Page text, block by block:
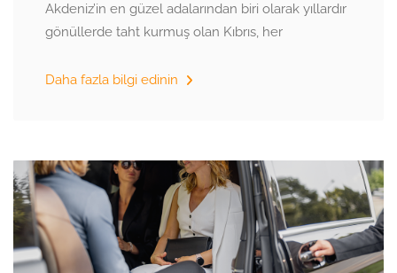
Akdeniz’in en güzel adalarından biri olarak yıllardır
gönüllerde taht kurmuş olan Kıbrıs, her
Daha fazla bilgi edinin